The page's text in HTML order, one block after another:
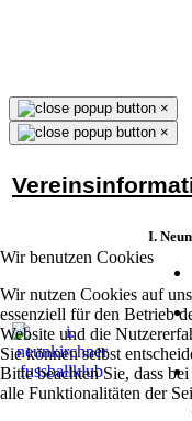
Wir benutzen Cookies
Wir nutzen Cookies auf
essenziell für den Betrieb
Website und die
Sie können selbst
Bitte beachten Sie, dass
alle Funktionalitäten der
×
×
I.